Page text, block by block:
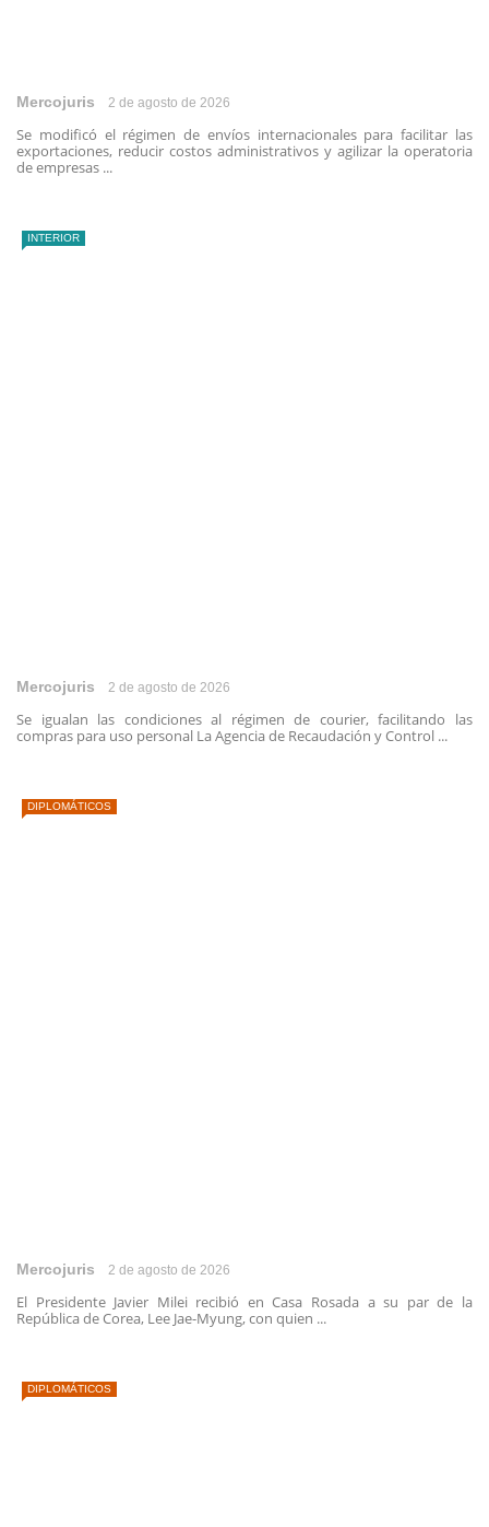
Mercojuris 2 de agosto de 2026
Se modificó el régimen de envíos internacionales para facilitar las
exportaciones, reducir costos administrativos y agilizar la operatoria
de empresas ...
INTERIOR
Mercojuris 2 de agosto de 2026
Se igualan las condiciones al régimen de courier, facilitando las
compras para uso personal La Agencia de Recaudación y Control ...
DIPLOMÁTICOS
Mercojuris 2 de agosto de 2026
El Presidente Javier Milei recibió en Casa Rosada a su par de la
República de Corea, Lee Jae-Myung, con quien ...
DIPLOMÁTICOS